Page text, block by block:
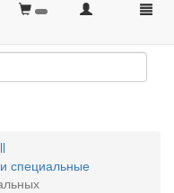
646-08-66
специальные